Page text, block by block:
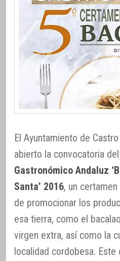
El Ayuntamiento de
abierto la convocatoria del
Gastronómico Andaluz
Santa’ 2016, un
de promocionar los
esa tierra, como el
virgen extra, así como la
localidad cordobesa.